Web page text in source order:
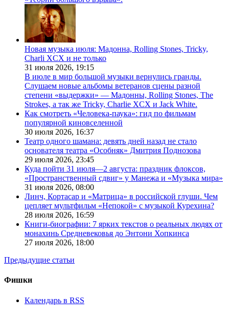
Новая музыка июля: Мадонна, Rolling Stones, Tricky,
Charli XCX и не только
31 июля 2026, 19:15
В июле в мир большой музыки вернулись гранды.
Слушаем новые альбомы ветеранов сцены разной
степени «выдержки» — Мадонны, Rolling Stones, The
Strokes, а так же Tricky, Charlie XCX и Jack White.
Как смотреть «Человека-паука»: гид по фильмам
популярной киновселенной
30 июля 2026, 16:37
Театр одного шамана: девять дней назад не стало
основателя театра «Особняк» Дмитрия Поднозова
29 июля 2026, 23:45
Куда пойти 31 июля—2 августа: праздник флоксов,
«Пространственный сдвиг» у Манежа и «Музыка мира»
31 июля 2026, 08:00
Линч, Кортасар и «Матрица» в российской глуши. Чем
цепляет мультфильм «Непокой» с музыкой Курехина?
28 июля 2026, 16:59
Книги-биографии: 7 ярких текстов о реальных людях от
монахинь Средневековья до Энтони Хопкинса
27 июля 2026, 18:00
Предыдущие статьи
Фишки
Календарь в RSS